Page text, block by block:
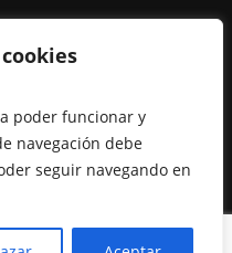
poder funcionar y
navegación debe
seguir navegando en